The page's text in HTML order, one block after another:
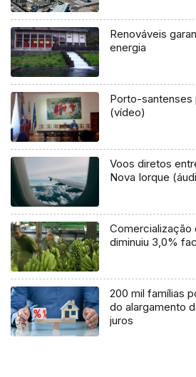
Renováveis
energia
Porto-santenses
(vídeo)
Voos diretos
Nova Iorque
Comercialização
diminuiu 3,0%
200 mil famílias
do alargamento
juros